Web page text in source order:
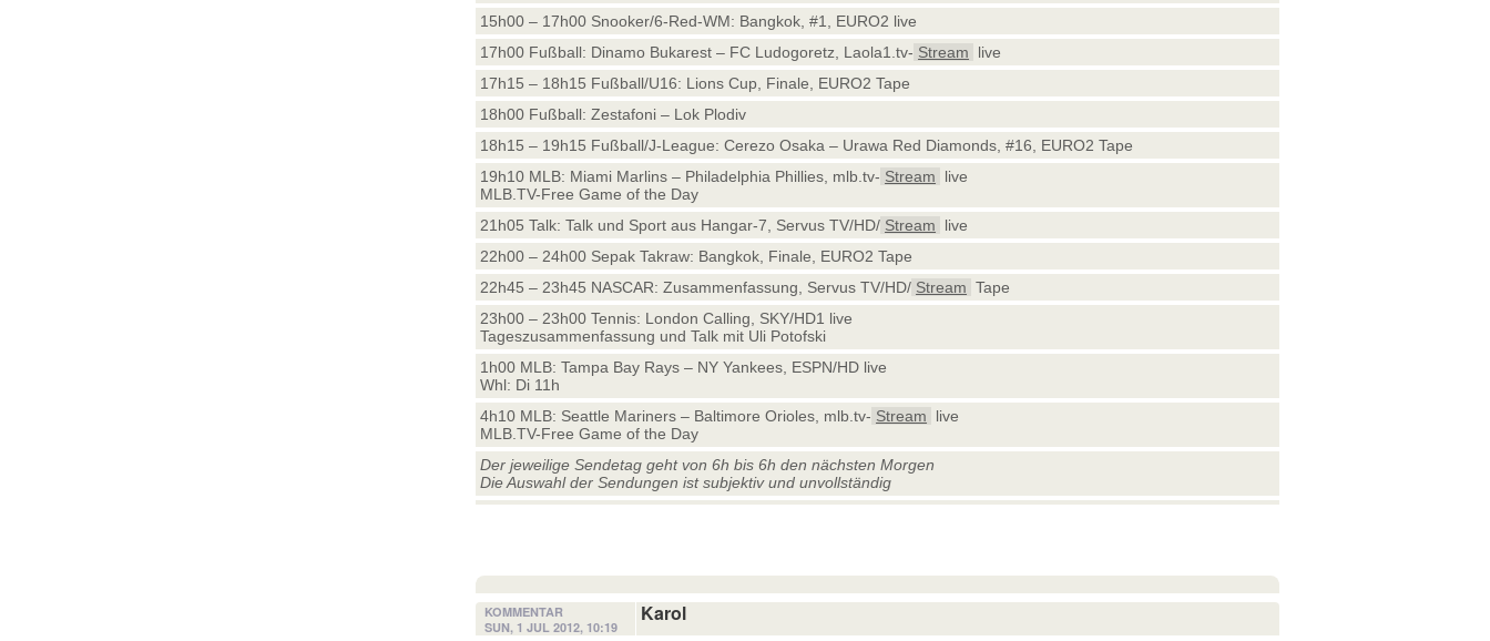
15h00 – 17h00 Snooker/6-Red-WM: Bangkok, #1, EURO2 live
17h00 Fußball: Dinamo Bukarest – FC Ludogoretz, Laola1.tv- Stream
live
17h15 – 18h15 Fußball/U16: Lions Cup, Finale, EURO2 Tape
18h00 Fußball: Zestafoni – Lok Plodiv
18h15 – 19h15 Fußball/J-League: Cerezo Osaka – Urawa Red Diamonds, #16, EURO2 Tape
19h10 MLB: Miami Marlins – Philadelphia Phillies, mlb.tv- Stream
live
MLB.TV-Free Game of the Day
21h05 Talk: Talk und Sport aus Hangar-7, Servus TV/HD/ Stream
live
22h00 – 24h00 Sepak Takraw: Bangkok, Finale, EURO2 Tape
22h45 – 23h45 NASCAR: Zusammenfassung, Servus TV/HD/ Stream Tape
23h00 – 23h00 Tennis: London Calling, SKY/HD1 live
Tageszusammenfassung und Talk mit Uli Potofski
1h00 MLB: Tampa Bay Rays – NY Yankees, ESPN/HD live
Whl: Di 11h
4h10 MLB: Seattle Mariners – Baltimore Orioles, mlb.tv- Stream
live
MLB.TV-Free Game of the Day
Der jeweilige Sendetag geht von 6h bis 6h den nächsten Morgen
Die Auswahl der Sendungen ist subjektiv und unvollständig
KOMMENTAR
SUN, 1 JUL 2012, 10:19
Karol